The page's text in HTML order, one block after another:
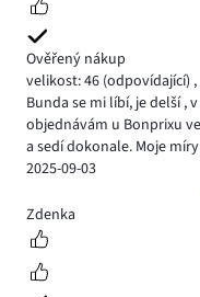
Ověřený nákup
velikost: 46 (odpovídající) ,
Bunda se mi líbí, je delší ,
objednávám u Bonprixu
a sedí dokonale. Moje
2025-09-03
5
Zdenka